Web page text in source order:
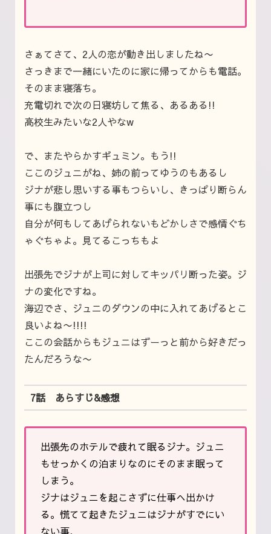
さぁてさて、2人の恋が動き出しましたね〜
さっきまで一緒にいたのに家に帰ってからも電話。
そのまま寝落ち。
充電切れで次の日寝坊して焦る、あるある!!
高校生みたいな2人やなw
で、またやらかすギュミン。もう!!
ここのジュニがね、姉の前ってゆうのもあるし
ジナが悲し思いする事もつらいし、きっぱり断らん
事にも腹立つし
自分が何もしてあげられないもどかしさで感情ぐち
ゃぐちゃよ。見てるこっちもよ
出張先でジナが上司に対してキッパリ断った姿。ジ
ナの変化ですね。
海辺でさ、ジュニのダウンの中に入れてあげるとこ
良いよね〜!!!!
ここの会話からもジュニはずーっと前から好きだっ
たんだろうな〜
7話 あらすじ&感想
出張先のホテルで疲れて眠るジナ。ジュニ
もせっかくの泊まりなのにそのまま眠って
しまう。
ジナはジュニを起こさずに仕事へ出かけ
る。慌てて起きたジュニはジナがすでにい
ない事、